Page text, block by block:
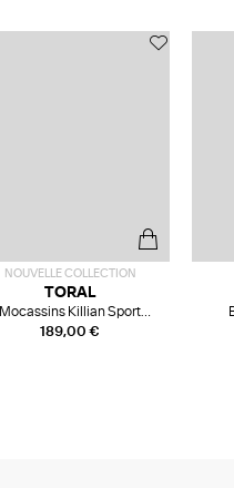
NOUVELLE COLLECTION
189,00 €
TORAL
Mocassins Killian Sport
Mousse